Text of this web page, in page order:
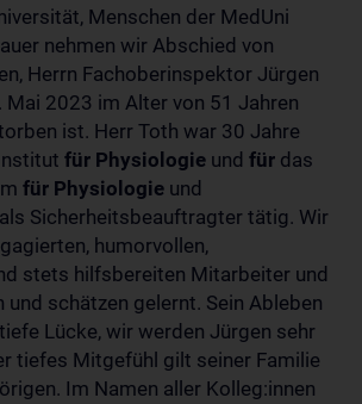
Menschen der MedUni
nehmen wir Abschied von
Herrn Fachoberinspektor Jürgen
Mai 2023 im Alter von 51 Jahren
ist. Herr Toth war 30 Jahre
für Physiologie und für das
für Physiologie und
Sicherheitsbeauftragter tätig. Wir
humorvollen,
stets hilfsbereiten Mitarbeiter und
und schätzen gelernt. Sein Ableben
Lücke, wir werden Jürgen sehr
tiefes Mitgefühl gilt seiner Familie
Im Namen aller Kolleg:innen